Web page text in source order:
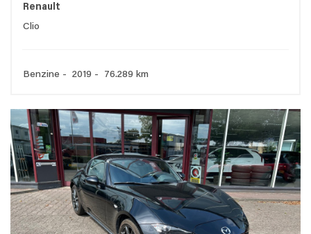
Renault
Clio
Benzine - 2019 - 76.289 km